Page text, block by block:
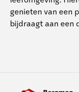
genieten van een
bijdraagt aan een